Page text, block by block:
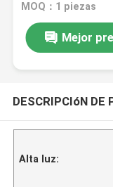
MOQ：1 piezas
Mejor
DESCRIPCIóN DE
Alta luz: